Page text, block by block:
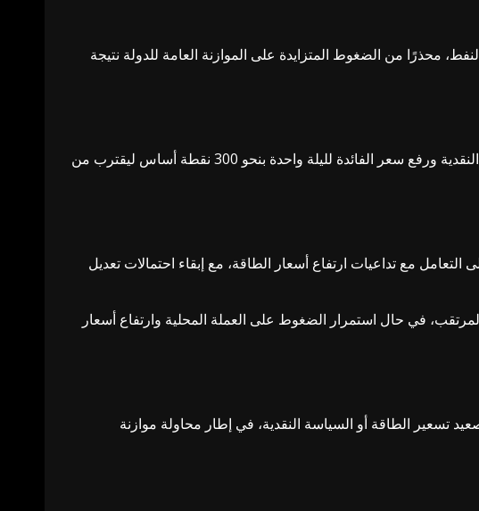
محذرًا من الضغوط المتزايدة على الموازنة العامة للدولة نتيجة
وفي موازاة ذلك، اتخذ البنك المركزي التركي سلسلة إجراءات لدعم الاستقرار المالي، شملت تثبيت مسار السياسة النقدية ورفع سعر الفائدة لليلة واحدة بنحو 300 نقطة أساس ليقترب من
مع تداعيات ارتفاع أسعار الطاقة، مع إبقاء احتمالات تعديل
في حال استمرار الضغوط على العملة المحلية وارتفاع أسعار
تسعير الطاقة أو السياسة النقدية، في إطار محاولة موازنة